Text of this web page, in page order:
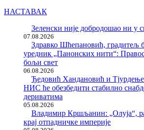
НАСТАВАК
Зеленски није добродошао ни у
07.08.2026
Здравко Шћепановић, градитељ
уредник „Панонских нити“:
бољи свет
06.08.2026
Ђедовић Хандановић и
НИС ће обезбедити стабилно
дериватима
05.08.2026
Владимир Кршљанин: „Олуја“,
крај отпадничке империје